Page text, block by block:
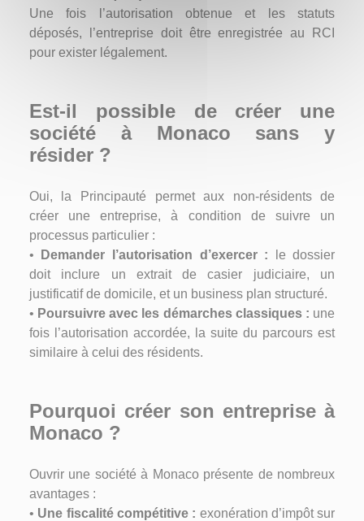
Une fois l’autorisation obtenue et les statuts
déposés, l’entreprise doit être enregistrée au RCI
pour exister légalement.
Est-il possible de créer une
société à Monaco sans y
résider ?
Oui, la Principauté permet aux non-résidents de
créer une entreprise, à condition de suivre un
processus particulier :
•
Demander l’autorisation d’exercer :
le dossier
doit inclure un extrait de casier judiciaire, un
justificatif de domicile, et un business plan structuré.
• Poursuivre avec les démarches classiques : une
fois l’autorisation accordée, la suite du parcours est
similaire à celui des résidents.
Pourquoi créer son entreprise à
Monaco ?
Ouvrir une société à Monaco présente de nombreux
avantages :
• Une fiscalité compétitive : exonération d’impôt sur